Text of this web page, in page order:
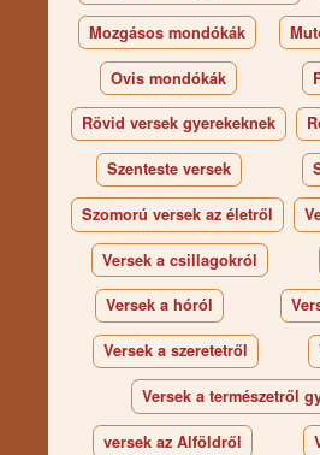
Mozgásos mondókák
Ovis mondókák
Rövid versek gyerekeknek
Szenteste versek
Szomorú versek az életről
Versek a csillagokról
Versek a hóról
Versek a szeretetről
Versek a természetről
versek az Alföldről